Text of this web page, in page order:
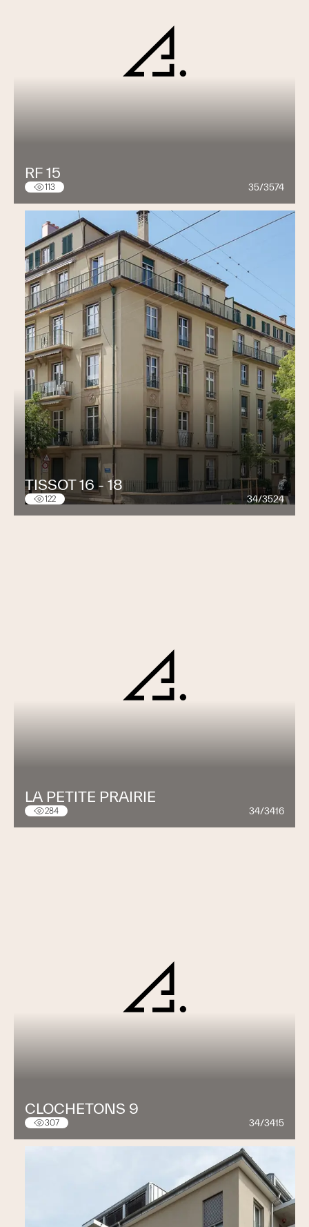
RF 15
113 35/3574
TISSOT 16 - 18
122 34/3524
LA PETITE PRAIRIE
284 34/3416
CLOCHETONS 9
307 34/3415